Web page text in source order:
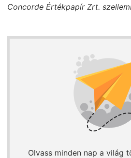
Concorde Értékpapír Zrt.
Olvass minden nap a világ